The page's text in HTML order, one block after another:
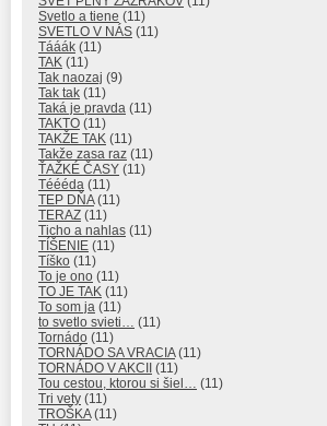
Svetlo a tiene (11)
SVETLO V NÁS (11)
Tááák (11)
TAK (11)
Tak naozaj (9)
Tak tak (11)
Taká je pravda (11)
TAKTO (11)
TAKŽE TAK (11)
Takže zasa raz (11)
ŤAŽKÉ ČASY (11)
Téééda (11)
TEP DŇA(11)
TERAZ (11)
Ticho a nahlas (11)
TÍŠENIE (11)
Tíško (11)
To je ono (11)
TO JE TAK (11)
To som ja (11)
to svetlo svieti… (11)
Tornádo (11)
TORNÁDO SA VRACIA(11)
TORNÁDO V AKCII
(11)
Tou cestou, ktorou si šiel… (11)
Tri vety (11)
TROŠKA(11)